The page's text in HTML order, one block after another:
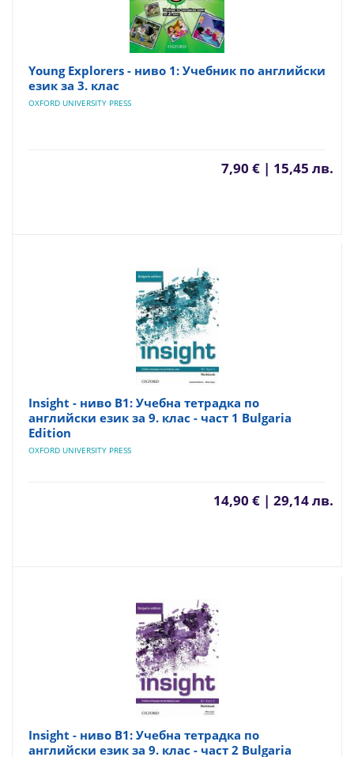
Young Explorers - ниво 1: Учебник по английски
език за 3. клас
OXFORD UNIVERSITY PRESS
7,90 € | 15,45 лв.
Insight - ниво B1: Учебна тетрадка по
английски език за 9. клас - част 1 Bulgaria
Edition
OXFORD UNIVERSITY PRESS
14,90 € | 29,14 лв.
Insight - ниво B1: Учебна тетрадка по
английски език за 9. клас - част 2 Bulgaria